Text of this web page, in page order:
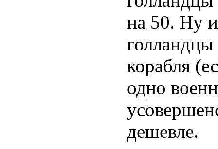
на 50. Ну
корабля
одно
дешевле.